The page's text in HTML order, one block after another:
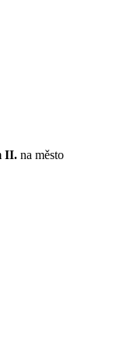
II. na město